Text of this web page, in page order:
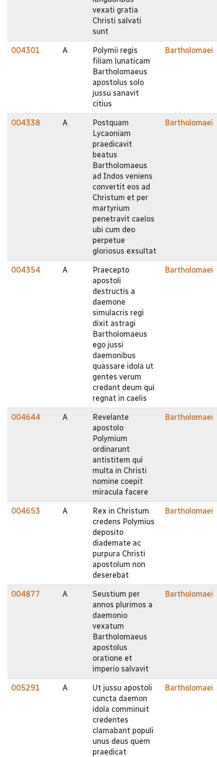
vexati gratia
Christi salvati
sunt
004301 A
Polymii regis
filiam lunaticam
Bartholomaeus
apostolus solo
jussu sanavit
citius
Bartholomaei
004338 A
Postquam
Lycaoniam
praedicavit
beatus
Bartholomaeus
ad Indos veniens
convertit eos ad
Christum et per
martyrium
penetravit caelos
ubi cum deo
perpetue
gloriosus exsultat
Bartholomaei
004354 A
Praecepto
apostoli
destructis a
daemone
simulacris regi
dixit astragi
Bartholomaeus
ego jussi
daemonibus
quassare idola ut
gentes verum
credant deum qui
regnat in caelis
Bartholomaei
004644 A
Revelante
apostolo
Polymium
ordinarunt
antistitem qui
multa in Christi
nomine coepit
miracula facere
Bartholomaei
004653 A
Rex in Christum
credens Polymius
deposito
diademate ac
purpura Christi
apostolum non
deserebat
Bartholomaei
004877 A
Seustium per
annos plurimos a
daemonio
vexatum
Bartholomaeus
apostolus
oratione et
imperio salvavit
Bartholomaei
005291 A
Ut jussu apostoli
cuncta daemon
idola comminuit
credentes
clamabant populi
unus deus quem
praedicat
Bartholomaei